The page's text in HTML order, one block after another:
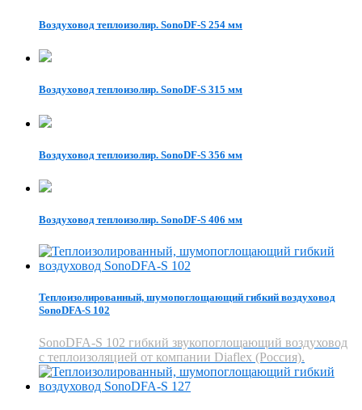
Воздуховод теплоизолир. SonoDF-S 254 мм
Воздуховод теплоизолир. SonoDF-S 315 мм
Воздуховод теплоизолир. SonoDF-S 356 мм
Воздуховод теплоизолир. SonoDF-S 406 мм
Теплоизолированный, шумопоглощающий гибкий воздуховод
SonoDFA-S 102
SonoDFA-S 102 гибкий звукопоглощающий воздуховод
с теплоизоляцией от компании Diaflex (Россия).